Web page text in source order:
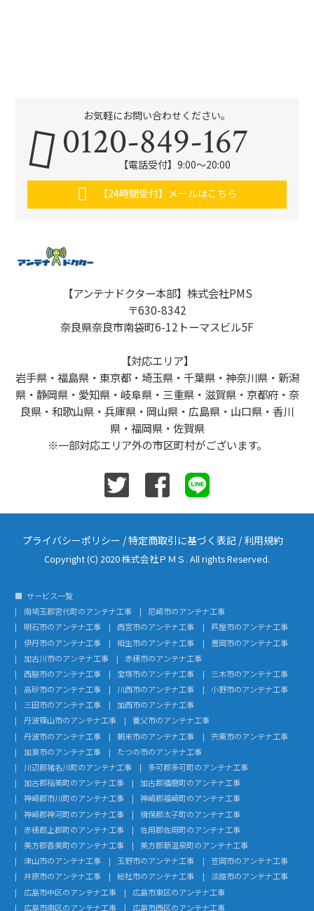
お気軽にお問い合わせください。
0120-849-167
【電話受付】9:00〜20:00
【24時間受付】メールはこちら
【アンテナドクター本部】株式会社PMS
〒630-8342
奈良県奈良市南袋町6-12トーマスビル5F
【対応エリア】
岩手県・福島県・東京都・埼玉県・千葉県・神奈川県・新潟
県・静岡県・愛知県・岐阜県・三重県・滋賀県・京都府・奈
良県・和歌山県・兵庫県・岡山県・広島県・山口県・香川
県・福岡県・佐賀県
※一部対応エリア外の市区町村がございます。
プライバシーポリシー /特定商取引に基づく表記 /利用規約
Copyright (C) 2020 株式会社ＰＭＳ. All rights Reserved.
サービス一覧
南埼玉郡宮代町のアンテナ工事
尼崎市のアンテナ工事
明石市のアンテナ工事
西宮市のアンテナ工事
芦屋市のアンテナ工事
伊丹市のアンテナ工事
相生市のアンテナ工事
豊岡市のアンテナ工事
加古川市のアンテナ工事
赤穂市のアンテナ工事
西脇市のアンテナ工事
宝塚市のアンテナ工事
三木市のアンテナ工事
高砂市のアンテナ工事
川西市のアンテナ工事
小野市のアンテナ工事
三田市のアンテナ工事
加西市のアンテナ工事
丹波篠山市のアンテナ工事
養父市のアンテナ工事
丹波市のアンテナ工事
朝来市のアンテナ工事
宍粟市のアンテナ工事
加東市のアンテナ工事
たつの市のアンテナ工事
川辺郡猪名川町のアンテナ工事
多可郡多可町のアンテナ工事
加古郡稲美町のアンテナ工事
加古郡播磨町のアンテナ工事
神崎郡市川町のアンテナ工事
神崎郡福崎町のアンテナ工事
神崎郡神河町のアンテナ工事
揖保郡太子町のアンテナ工事
赤穂郡上郡町のアンテナ工事
佐用郡佐用町のアンテナ工事
美方郡香美町のアンテナ工事
美方郡新温泉町のアンテナ工事
津山市のアンテナ工事
玉野市のアンテナ工事
笠岡市のアンテナ工事
井原市のアンテナ工事
総社市のアンテナ工事
淡路市のアンテナ工事
広島市中区のアンテナ工事
広島市東区のアンテナ工事
広島市南区のアンテナ工事
広島市西区のアンテナ工事